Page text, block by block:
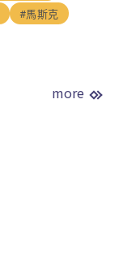
#馬斯克
more